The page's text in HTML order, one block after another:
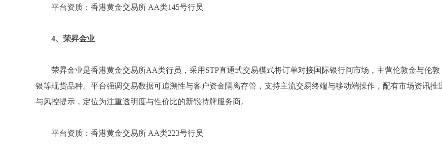
平台资质：香港黄金交易所 AA类145号行员
4、荣昇金业
荣昇金业是香港黄金交易所AA类行员，采用STP直通式交易模式将订单对接国际银行间市场，主营伦敦金与伦敦
银等现货品种。平台强调交易数据可追溯性与客户资金隔离存管，支持主流交易终端与移动端操作，配有市场资讯推
与风控提示，定位为注重透明度与性价比的新锐持牌服务商。
平台资质：香港黄金交易所 AA类223号行员